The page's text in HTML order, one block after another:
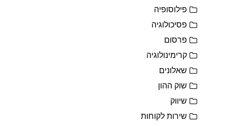
פילוסופיה
פסיכולוגיה
פרסום
קרימינולוגיה
שאלונים
שוק ההון
שיווק
שירות לקוחות